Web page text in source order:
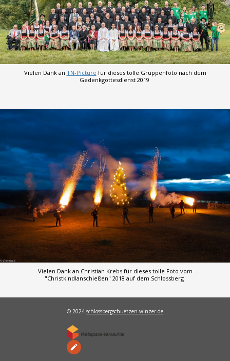
Vielen Dank an TN-Picture für dieses tolle Gruppenfoto nach dem
Gedenkgottesdienst 2019
Vielen Dank an Christian Krebs für dieses tolle Foto vom
"Christkindlanschießen" 2018 auf dem Schlossberg
© 2024 schlossbergschuetzen-winzer.de